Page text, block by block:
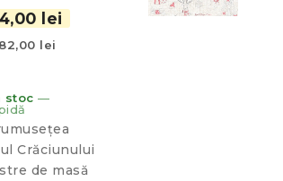
lei
lei
stoc—
Crăciunului
de masă